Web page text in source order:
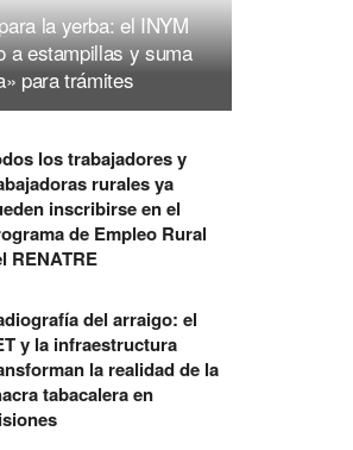
la yerba: el INYM
a estampillas y suma
para trámites
los trabajadores y
rurales ya
inscribirse en el
de Empleo Rural
RENATRE
del arraigo: el
y la infraestructura
la realidad de la
tabacalera en